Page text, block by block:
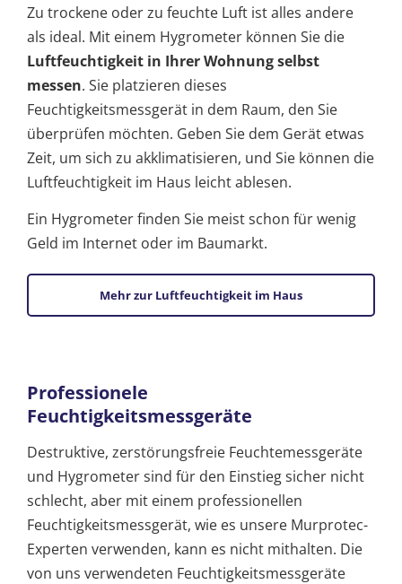
Zu trockene oder zu feuchte Luft ist alles andere
als ideal. Mit einem Hygrometer können Sie die
Luftfeuchtigkeit in Ihrer Wohnung selbst
messen. Sie platzieren dieses
Feuchtigkeitsmessgerät in dem Raum, den Sie
überprüfen möchten. Geben Sie dem Gerät etwas
Zeit, um sich zu akklimatisieren, und Sie können die
Luftfeuchtigkeit im Haus leicht ablesen.
Ein Hygrometer finden Sie meist schon für wenig
Geld im Internet oder im Baumarkt.
Mehr zur Luftfeuchtigkeit im Haus
Professionele
Feuchtigkeitsmessgeräte
Destruktive, zerstörungsfreie Feuchtemessgeräte
und Hygrometer sind für den Einstieg sicher nicht
schlecht, aber mit einem professionellen
Feuchtigkeitsmessgerät, wie es unsere Murprotec-
Experten verwenden, kann es nicht mithalten. Die
von uns verwendeten Feuchtigkeitsmessgeräte